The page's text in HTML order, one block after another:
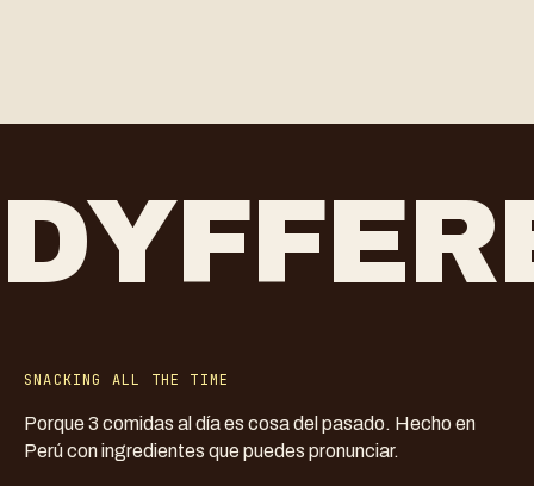
SNACKING ALL THE TIME
Porque 3 comidas al día es cosa del pasado. Hecho en
Perú con ingredientes que puedes pronunciar.